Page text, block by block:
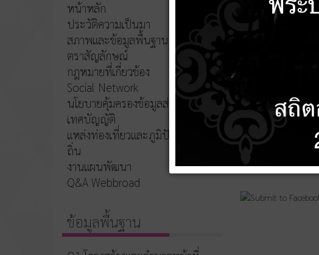
10 มิถุนายน 2567
รายงานการประเมินค
หน้าหลัก
ประวัติความเป็นมา
สภาพและข้อมูลพื้นฐาน
ตราสัญลักษณ์
กฎหมายที่เกี่ยวข้อง
Social Network
นโยบายคุ้มครองข้อมูลส่วนบุคคล
เทศบัญญัติ
แหล่งท่องเที่ยวและภูมิปัญญาท้อง
ถิ่น
งานแผนพัฒนา
Q&A Webbroad
ข้อมูลพื้นฐาน